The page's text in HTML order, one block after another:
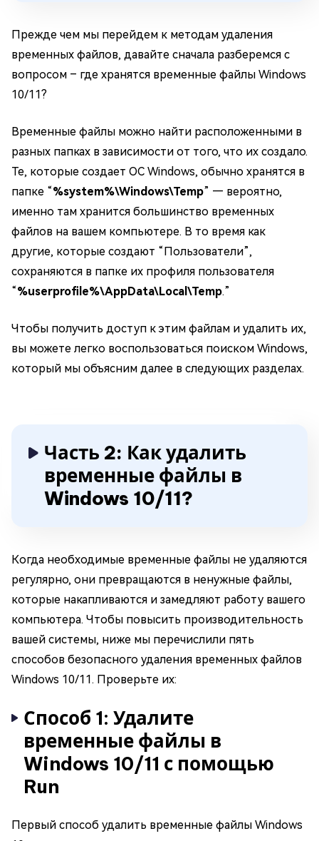
Прежде чем мы перейдем к методам удаления
временных файлов, давайте сначала разберемся с
вопросом – где хранятся временные файлы Windows
10/11?
Временные файлы можно найти расположенными в
разных папках в зависимости от того, что их создало.
Те, которые создает ОС Windows, обычно хранятся в
папке “%system%\Windows\Temp” — вероятно,
именно там хранится большинство временных
файлов на вашем компьютере. В то время как
другие, которые создают “Пользователи”,
сохраняются в папке их профиля пользователя
“%userprofile%\AppData\Local\Temp.”
Чтобы получить доступ к этим файлам и удалить их,
вы можете легко воспользоваться поиском Windows,
который мы объясним далее в следующих разделах.
Часть 2: Как удалить
временные файлы в
Windows 10/11?
Когда необходимые временные файлы не удаляются
регулярно, они превращаются в ненужные файлы,
которые накапливаются и замедляют работу вашего
компьютера. Чтобы повысить производительность
вашей системы, ниже мы перечислили пять
способов безопасного удаления временных файлов
Windows 10/11. Проверьте их:
Способ 1: Удалите
временные файлы в
Windows 10/11 с помощью
Run
Первый способ удалить временные файлы Windows